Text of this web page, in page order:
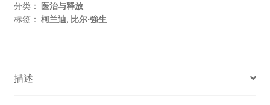
医
治
Essential
分类： 医治与释放
标签： 柯兰迪, 比尔‧強生
描述